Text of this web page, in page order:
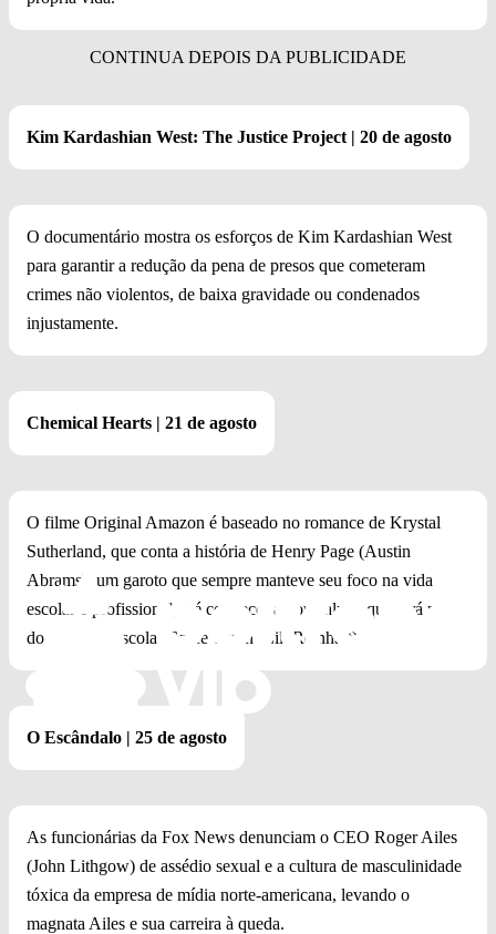
Kim Kardashian West: The Justice Project | 20 de agosto
O documentário mostra os esforços de Kim Kardashian West
para garantir a redução da pena de presos que cometeram
crimes não violentos, de baixa gravidade ou condenados
injustamente.
Chemical Hearts | 21 de agosto
O filme Original Amazon é baseado no romance de Krystal
Sutherland, que conta a história de Henry Page (Austin
Abrams), um garoto que sempre manteve seu foco na vida
escolar e profissional, até conhecer a nova aluna que fará parte
do jornal da escola, Grace Town (Lili Reinhart).
O Escândalo | 25 de agosto
As funcionárias da Fox News denunciam o CEO Roger Ailes
(John Lithgow) de assédio sexual e a cultura de masculinidade
tóxica da empresa de mídia norte-americana, levando o
magnata Ailes e sua carreira à queda.